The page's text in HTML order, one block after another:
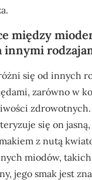
między
innymi
się od innych
zarówno w
się on jasną,
z nutą
miodów,
jego smak jest